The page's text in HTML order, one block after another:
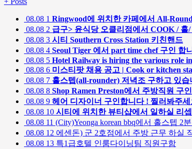
08.08 1 Ringwood에 위치한 카페에서 All-
08.08 2 급구> 윤식당 오클리점에서 COOK /
08.08 3 시티 Southern Cross Station 키친핸드
08.08 4 Seoul Tiger 에서 part time chef 구인 합
08.08 5 Hotel Railway is hiring the various role
08.08 6 미스티팟 채용 공고 | Cook or kitchen
08.08 7 홀스텝(all-rounder) 저녁조 구하고 있습
08.08 8 Shop Ramen Preston에서 주방직원 구
08.08 9 헤어 디자이너 구인합니다 ! 찔러봐주세
08.08 10 시티에 위치한 뷰티샵에서 일하실 리
08.08 11 (City)Yeonga korean bbq에서 홀스텝 2
08.08 12 에센돈) 군 2호점에서 주방 근무 하실
08.08 13 특1급호텔 인룸다이닝팀 직원구함